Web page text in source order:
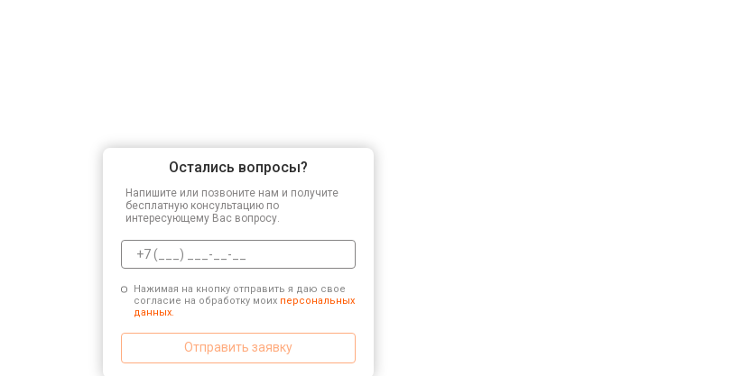
Остались вопросы?
Напишите или позвоните нам и получите
бесплатную консультацию по
интересующему Вас вопросу.
Нажимая на кнопку отправить я даю свое
согласие на обработку моих персональных
данных.
Отправить заявку